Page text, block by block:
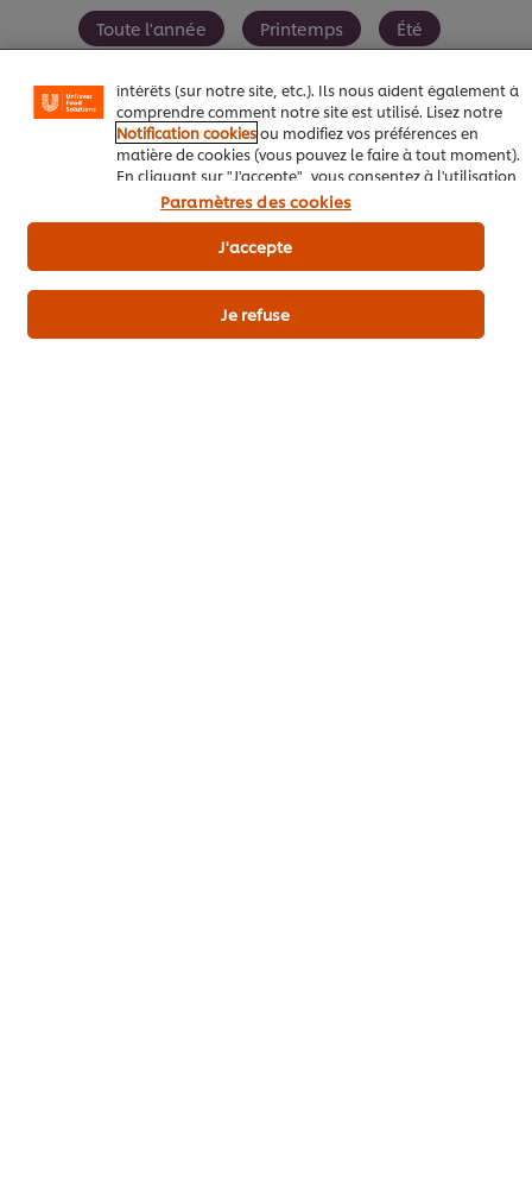
Toute l'année Printemps Été
Favoris du moment
Soyez le premier à évaluer.
Envoyez
la fonctionnalité de partage social (pour Facebook,
Instagram, etc.), ainsi que de personnaliser les
intérêts (sur notre site, etc.). Ils nous aident également à
comprendre comment notre site est utilisé. Lisez notre
Notification cookiesou modifiez vos préférences en
matière de cookies (vous pouvez le faire à tout moment).
En cliquant sur "J'accepte", vous consentez à l'utilisation
de cookies. Avis relatif aux cookies
Paramètres des cookies
Je refuse
J'accepte